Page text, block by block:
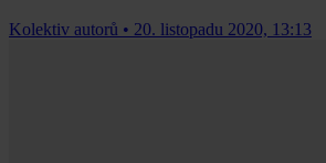
Kolektiv autorů • 20. listopadu 2020, 13:13